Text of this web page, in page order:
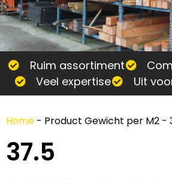
Ruim assortiment
Veel expertise
Uit
Home - Product Gewicht per M2 -
37.5